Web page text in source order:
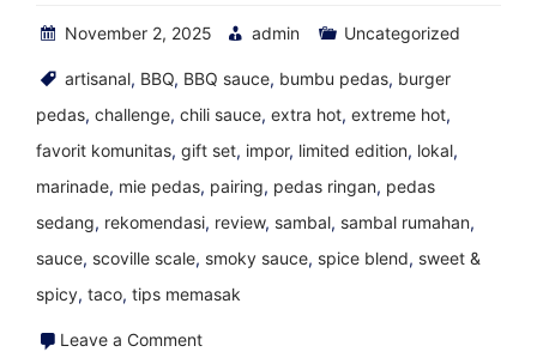
November 2, 2025 admin Uncategorized
artisanal, BBQ, BBQ sauce, bumbu pedas, burger
pedas, challenge, chili sauce, extra hot, extreme hot,
favorit komunitas, gift set, impor, limited edition, lokal,
marinade, mie pedas, pairing, pedas ringan, pedas
sedang, rekomendasi, review, sambal, sambal rumahan,
sauce, scoville scale, smoky sauce, spice blend, sweet &
spicy, taco, tips memasak
Leave a Commenton